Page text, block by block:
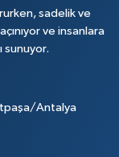
sadelik ve
ve insanlara
sunuyor.
Antalya